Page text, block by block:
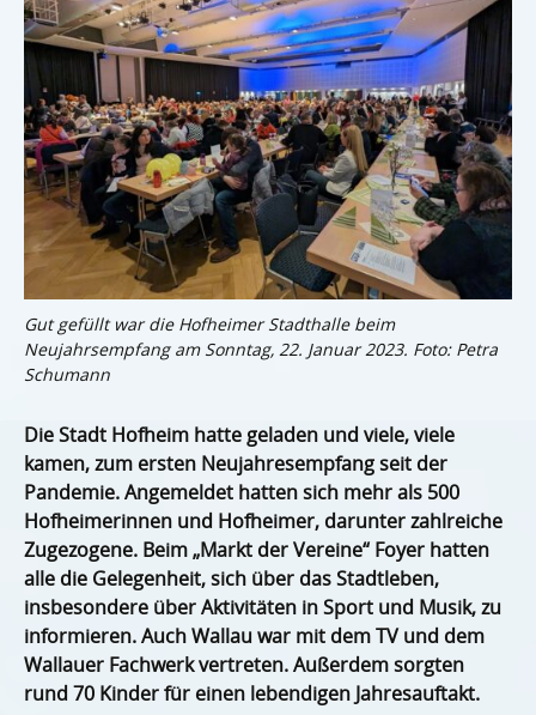
Gut gefüllt war die Hofheimer Stadthalle beim
Neujahrsempfang am Sonntag, 22. Januar 2023. Foto: Petra
Schumann
Die Stadt Hofheim hatte geladen und viele, viele
kamen, zum ersten Neujahresempfang seit der
Pandemie. Angemeldet hatten sich mehr als 500
Hofheimerinnen und Hofheimer, darunter zahlreiche
Zugezogene. Beim „Markt der Vereine“ Foyer hatten
alle die Gelegenheit, sich über das Stadtleben,
insbesondere über Aktivitäten in Sport und Musik, zu
informieren. Auch Wallau war mit dem TV und dem
Wallauer Fachwerk vertreten. Außerdem sorgten
rund 70 Kinder für einen lebendigen Jahresauftakt.